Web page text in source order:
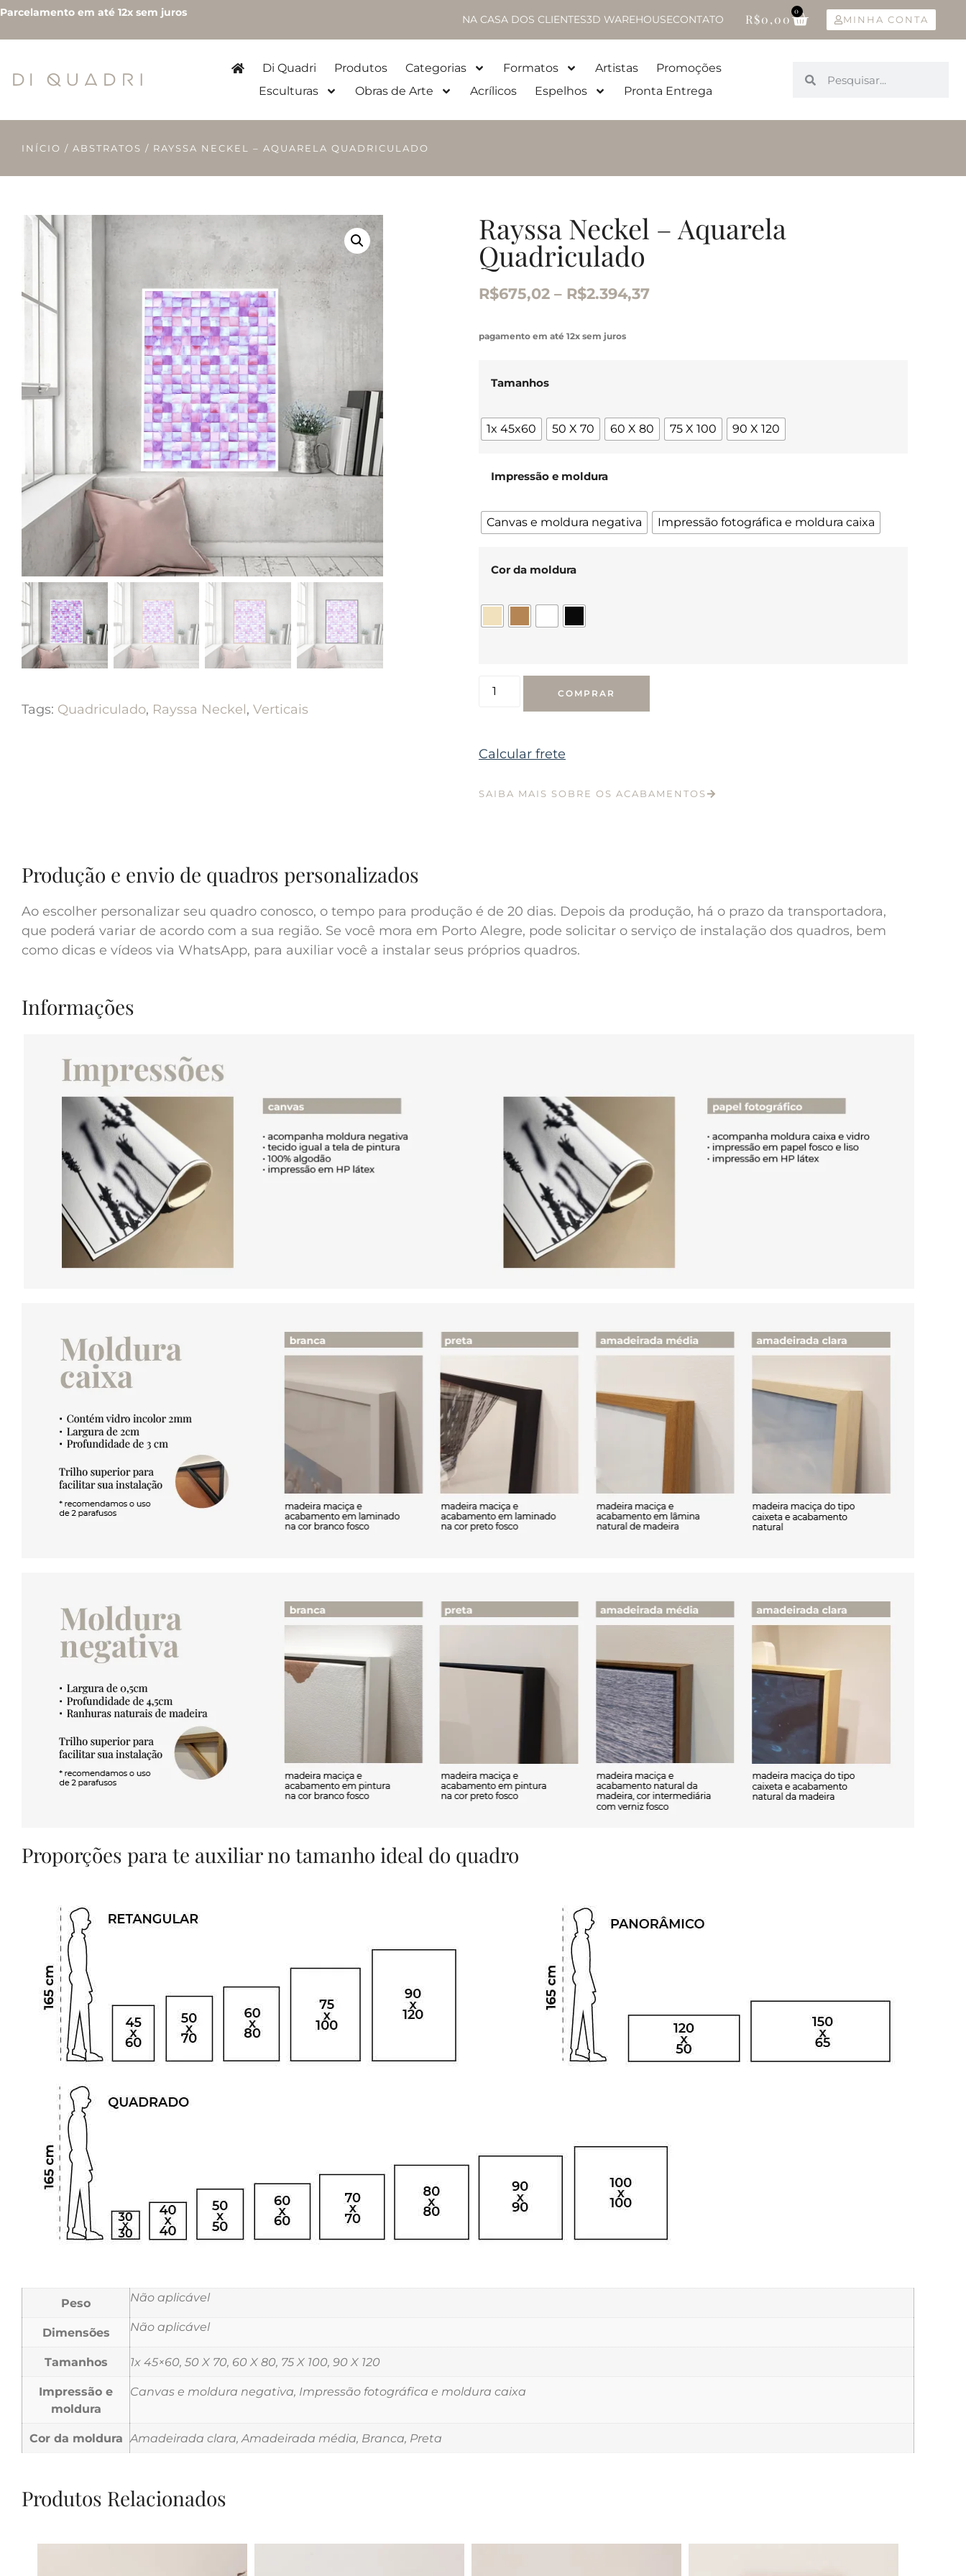
Parcelamento em até 12x sem juros
NA CASA DOS CLIENTES3D WAREHOUSECONTATO R$0,00
0
MINHA CONTA
Di Quadri Produtos Categorias Formatos Artistas
Promoções
Esculturas
Obras de Arte Acrílicos Espelhos Pronta Entrega
INÍCIO / ABSTRATOS / RAYSSA NECKEL – AQUARELA QUADRICULADO
Tags: Quadriculado, Rayssa Neckel, Verticais
Rayssa Neckel – Aquarela
Quadriculado
R$675,02 – R$2.394,37
pagamento em até 12x sem juros
Tamanhos
1x 45x60 50 X 70 60 X 80 75 X 100 90 X 120
Impressão e moldura
Canvas e moldura negativa Impressão fotográfica e moldura caixa
Cor da moldura
COMPRAR
Calcular frete
SAIBA MAIS SOBRE OS ACABAMENTOS
Produção e envio de quadros personalizados
Ao escolher personalizar seu quadro conosco, o tempo para produção é de 20 dias. Depois da produção, há o prazo da transportadora,
que poderá variar de acordo com a sua região. Se você mora em Porto Alegre, pode solicitar o serviço de instalação dos quadros, bem
como dicas e vídeos via WhatsApp, para auxiliar você a instalar seus próprios quadros.
Informações
Proporções para te auxiliar no tamanho ideal do quadro
Peso Não aplicável
Dimensões Não aplicável
Tamanhos 1x 45×60, 50 X 70, 60 X 80, 75 X 100, 90 X 120
Impressão e
moldura
Canvas e moldura negativa, Impressão fotográfica e moldura caixa
Cor da moldura Amadeirada clara, Amadeirada média, Branca, Preta
Produtos Relacionados